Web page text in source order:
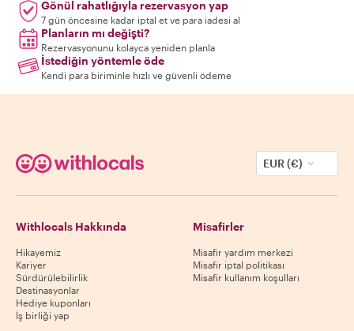
Gönül rahatlığıyla rezervasyon yap
7 gün öncesine kadar iptal et ve para iadesi al
Planların mı değişti?
Rezervasyonunu kolayca yeniden planla
İstediğin yöntemle öde
Kendi para biriminle hızlı ve güvenli ödeme
EUR (€)
Withlocals Hakkında
Hikayemiz
Kariyer
Sürdürülebilirlik
Destinasyonlar
Hediye kuponları
İş birliği yap
Misafirler
Misafir yardım merkezi
Misafir iptal politikası
Misafir kullanım koşulları